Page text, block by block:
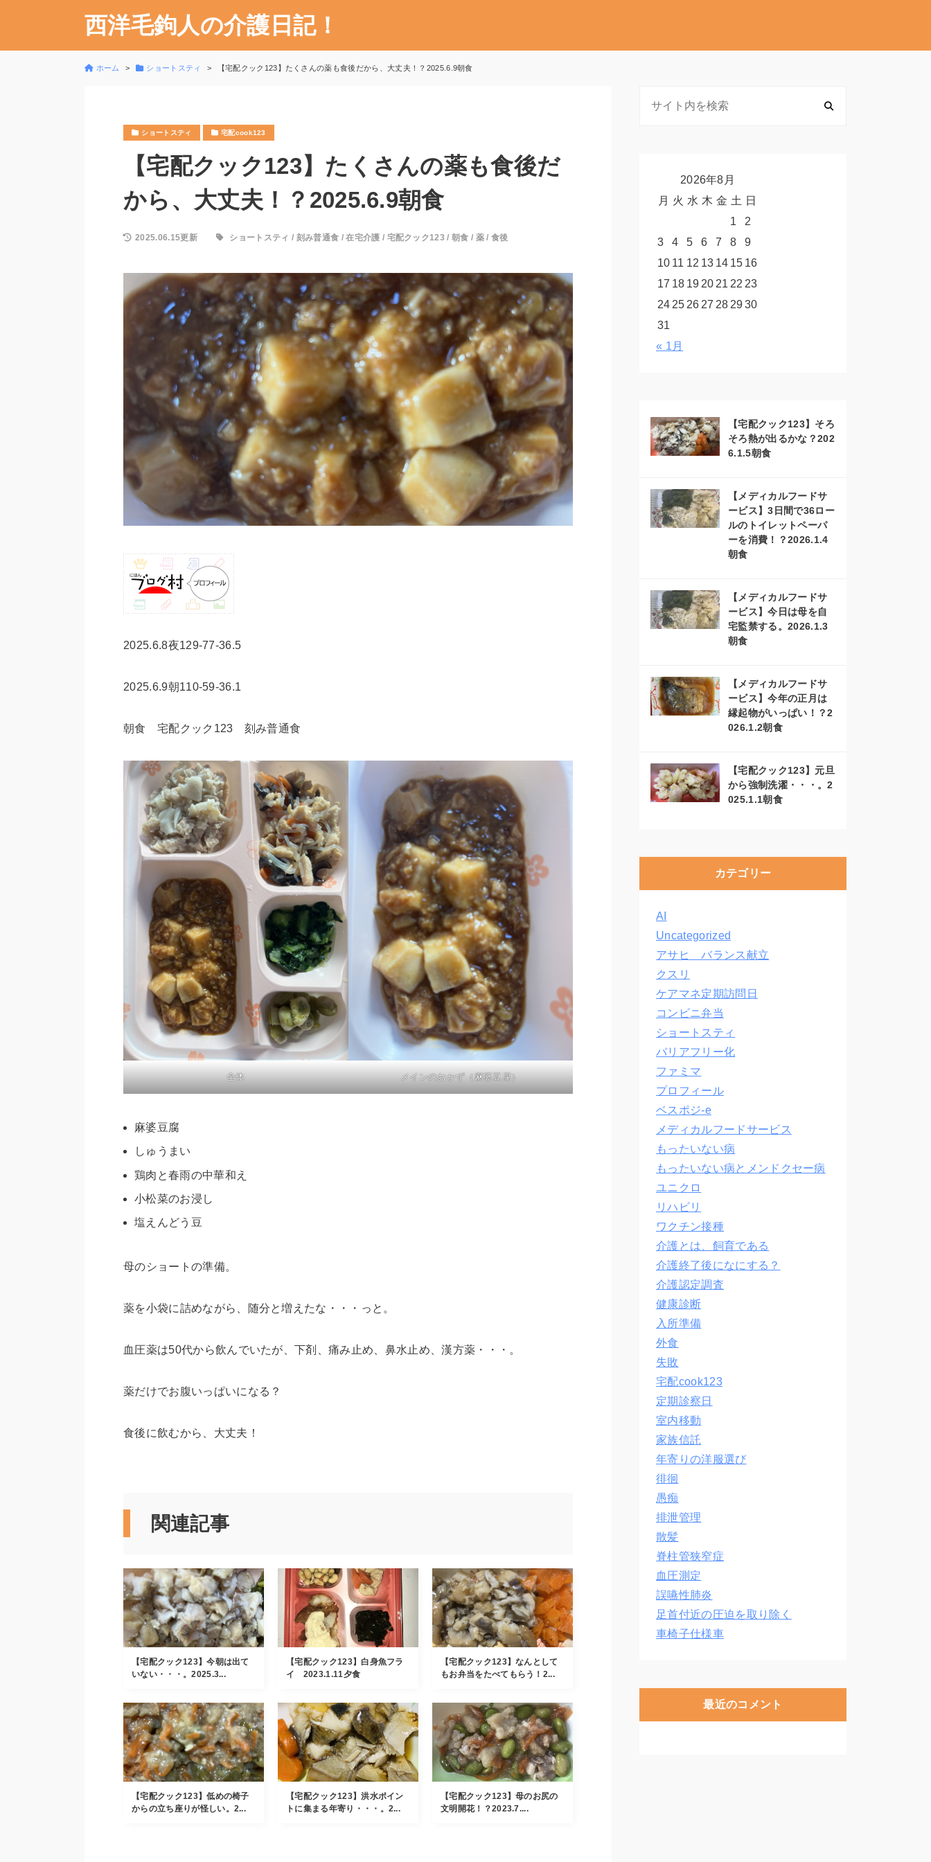
西洋毛鉤人の介護日記！
ホーム ショートスティ 【宅配クック123】たくさんの薬も食後だから、大丈夫！？2025.6.9朝食
ショートスティ 宅配cook123
【宅配クック123】たくさんの薬も食後だ
から、大丈夫！？2025.6.9朝食
2025.06.15更新 ショートスティ / 刻み普通食 /在宅介護 / 宅配クック123 /朝食 / 薬/ 食後
2025.6.8夜129-77-36.5
2025.6.9朝110-59-36.1
朝食 宅配クック123 刻み普通食
全体 メインのおかず（麻婆豆腐）
麻婆豆腐
しゅうまい
鶏肉と春雨の中華和え
小松菜のお浸し
塩えんどう豆
母のショートの準備。
薬を小袋に詰めながら、随分と増えたな・・・っと。
血圧薬は50代から飲んでいたが、下剤、痛み止め、鼻水止め、漢方薬・・・。
薬だけでお腹いっぱいになる？
食後に飲むから、大丈夫！
関連記事
【宅配クック123】今朝は出て
いない・・・。2025.3...
【宅配クック123】白身魚フラ
イ 2023.1.11夕食
【宅配クック123】なんとして
もお弁当をたべてもらう！2...
【宅配クック123】低めの椅子
からの立ち座りが怪しい。2...
【宅配クック123】洪水ポイン
トに集まる年寄り・・・。2...
【宅配クック123】母のお尻の
文明開花！？2023.7....
2026年8月
月 火 水 木 金 土 日
1
2
3
4 5 6 7 8
9
10 11 12 13 14 15 16
17 18 19 20 21 22 23
24 25 26 27 28 2930
31
« 1月
【宅配クック123】そろ
そろ熱が出るかな？202
6.1.5朝食
【メディカルフードサ
ービス】3日間で36ロー
ルのトイレットペーパ
ーを消費！？2026.1.4
朝食
【メディカルフードサ
ービス】今日は母を自
宅監禁する。2026.1.3
朝食
【メディカルフードサ
ービス】今年の正月は
縁起物がいっぱい！？2
026.1.2朝食
【宅配クック123】元旦
から強制洗濯・・・。2
025.1.1朝食
カテゴリー
AI
Uncategorized
アサヒ バランス献立
クスリ
ケアマネ定期訪問日
コンビニ弁当
ショートスティ
バリアフリー化
ファミマ
プロフィール
ベスポジ-e
メディカルフードサービス
もったいない病
もったいない病とメンドクセー病
ユニクロ
リハビリ
ワクチン接種
介護とは、飼育である
介護終了後になにする？
介護認定調査
健康診断
入所準備
外食
失敗
宅配cook123
定期診察日
室内移動
家族信託
年寄りの洋服選び
徘徊
愚痴
排泄管理
散髪
脊柱管狭窄症
血圧測定
誤嚥性肺炎
足首付近の圧迫を取り除く
車椅子仕様車
最近のコメント